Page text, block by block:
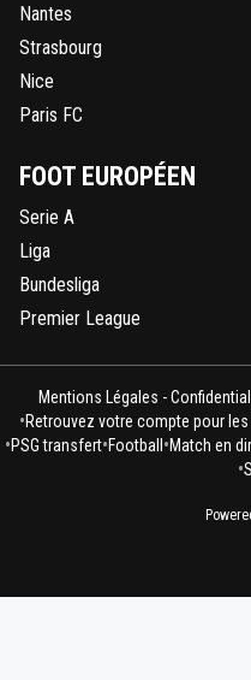
Nantes
Strasbourg
Nice
Paris FC
FOOT EUROPÉEN
Serie A
Liga
Bundesliga
Premier League
Mentions Légales -
•Retrouvez votre compte pour
•PSG transfert•Football •Match en
•